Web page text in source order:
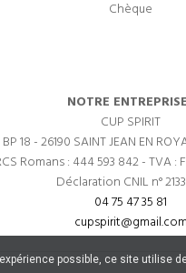
Chèque
NOTRE
CUP SPIRIT
BP 18 - 26190 SAINT JEAN EN
Romans : 444 593 842 - TVA :
Déclaration CNIL n°
04 75 47 35 81
cupspirit@gmail.com
possible, ce site utilise